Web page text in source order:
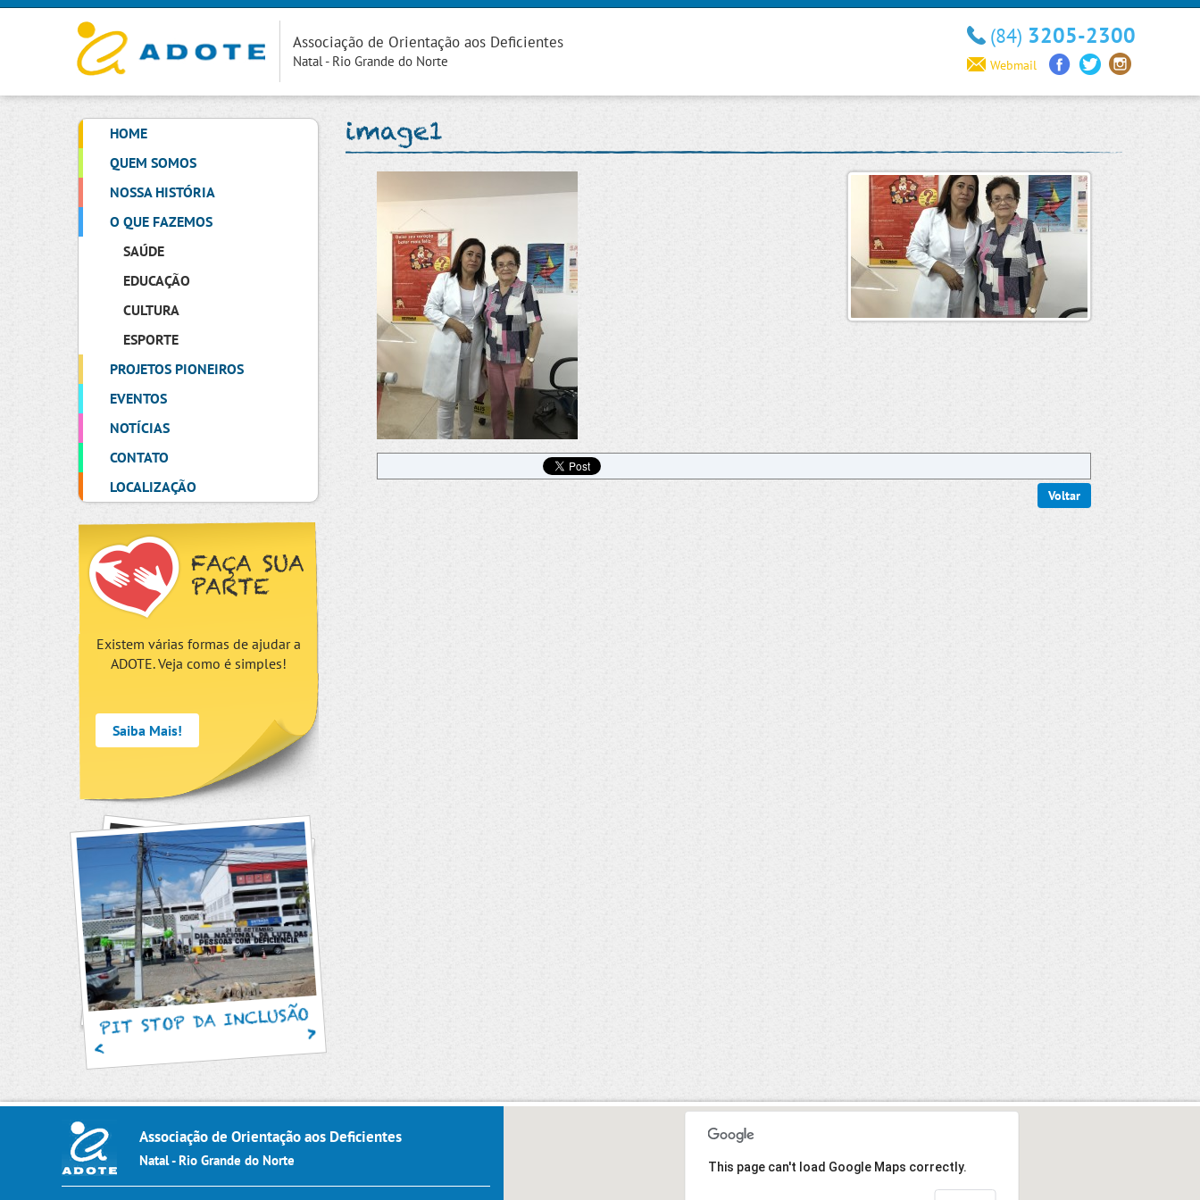
Associação de Orientação aos Deficientes
Natal - Rio Grande do Norte
(84) 3205-2300
Webmail
HOME
QUEM SOMOS
NOSSA HISTÓRIA
O QUE FAZEMOS
SAÚDE
EDUCAÇÃO
CULTURA
ESPORTE
PROJETOS PIONEIROS
EVENTOS
NOTÍCIAS
CONTATO
LOCALIZAÇÃO
FAÇA SUA
PARTE
Existem várias formas de ajudar a
ADOTE. Veja como é simples!
Saiba Mais!
PIT STOP DA INCLUSÃO
image1
Voltar
Associação de Orientação aos Deficientes
Natal - Rio Grande do Norte This page can't load Google Maps correctly.